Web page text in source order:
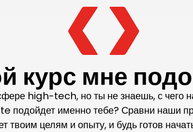
курс мне
high-tech, но ты не знаешь, с чего
подойдет именно тебе? Сравни наши
твоим целям и опыту, и будь готов